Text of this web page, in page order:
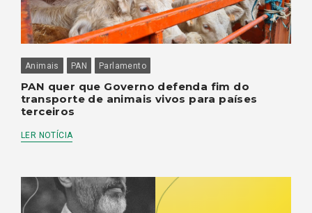
Animais PAN Parlamento
PAN quer que Governo defenda fim do
transporte de animais vivos para países
terceiros
LER NOTÍCIA